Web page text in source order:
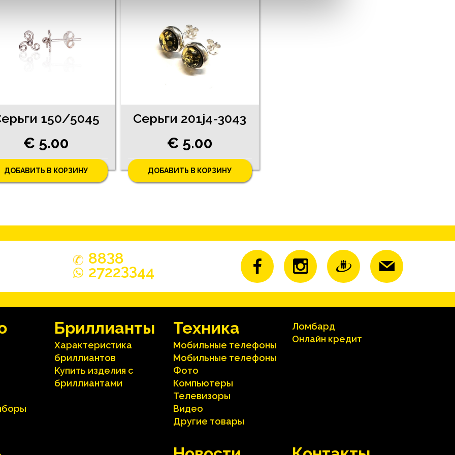
150/5045
€ 5.00
ДОБАВИТЬ В КОРЗИНУ
Серьги 201j4-3043
€ 5.00
ДОБАВИТЬ В КОРЗИНУ
8838
27223344
Бриллианты
Характеристика
бриллиантoв
Kупить изделия c
бриллиантами
Техника
Мобильные телефоны
Мобильные телефоны
Фото
Компьютеры
Телевизоры
Видео
Другие товары
Ломбард
Онлайн кредит